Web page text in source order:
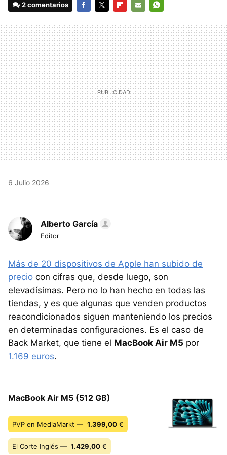
2 comentarios
MAIL
6 Julio 2026
Alberto García
Editor
Más de 20 dispositivos de Apple han subido de
precio con cifras que, desde luego, son
elevadísimas. Pero no lo han hecho en todas las
tiendas, y es que algunas que venden productos
reacondicionados siguen manteniendo los precios
en determinadas configuraciones. Es el caso de
Back Market, que tiene el MacBook Air M5 por
1.169 euros.
MacBook Air M5 (512 GB)
PVP en MediaMarkt — 1.399,00 €
El Corte Inglés — 1.429,00 €